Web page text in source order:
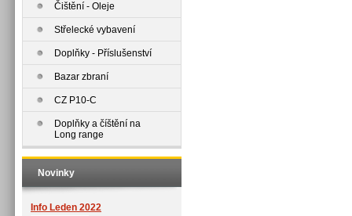
Čištění - Oleje
Střelecké vybavení
Doplňky - Příslušenství
Bazar zbraní
CZ P10-C
Doplňky a číštění na
Long range
Novinky
Info Leden 2022